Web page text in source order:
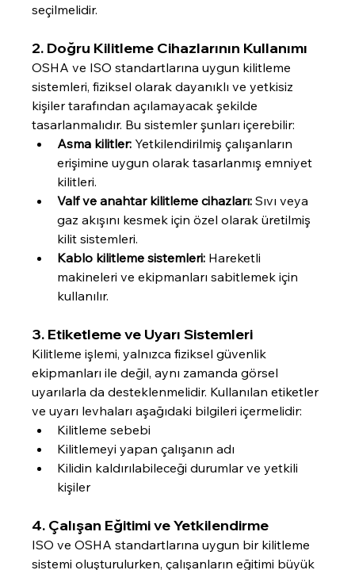
seçilmelidir.
2. Doğru Kilitleme Cihazlarının Kullanımı
OSHA ve ISO standartlarına uygun kilitleme
sistemleri, fiziksel olarak dayanıklı ve yetkisiz
kişiler tarafından açılamayacak şekilde
tasarlanmalıdır. Bu sistemler şunları içerebilir:
Asma kilitler: Yetkilendirilmiş çalışanların
erişimine uygun olarak tasarlanmış emniyet
kilitleri.
Valf ve anahtar kilitleme cihazları: Sıvı veya
gaz akışını kesmek için özel olarak üretilmiş
kilit sistemleri.
Kablo kilitleme sistemleri: Hareketli
makineleri ve ekipmanları sabitlemek için
kullanılır.
3. Etiketleme ve Uyarı Sistemleri
Kilitleme işlemi, yalnızca fiziksel güvenlik
ekipmanları ile değil, aynı zamanda görsel
uyarılarla da desteklenmelidir. Kullanılan etiketler
ve uyarı levhaları aşağıdaki bilgileri içermelidir:
Kilitleme sebebi
Kilitlemeyi yapan çalışanın adı
Kilidin kaldırılabileceği durumlar ve yetkili
kişiler
4. Çalışan Eğitimi ve Yetkilendirme
ISO ve OSHA standartlarına uygun bir kilitleme
sistemi oluşturulurken, çalışanların eğitimi büyük